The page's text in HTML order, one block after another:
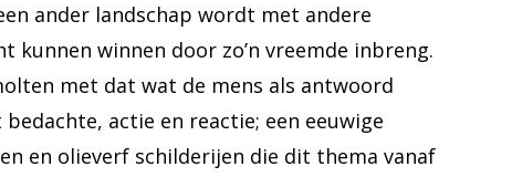
ander landschap wordt met andere
kunnen winnen door zo’n vreemde inbreng.
met dat wat de mens als antwoord
actie en reactie; een eeuwige
en olieverf schilderijen die dit thema vanaf